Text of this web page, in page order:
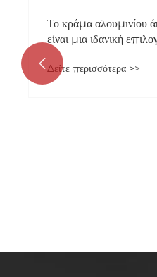
Το κράμα αλουμινίου
είναι μια ιδανική
χώρους.
Δείτε περισσότερα >>
